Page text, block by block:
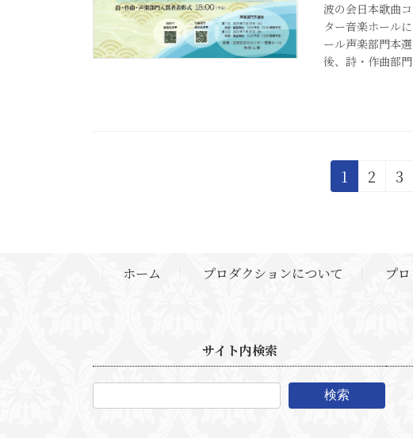
波の会日本歌曲
ター音楽ホール
ール声楽部門本
後、詩・作曲部
送
固
定
1
固
2
固
3
ホーム プロダクションについて プ
サイト内検索
検索